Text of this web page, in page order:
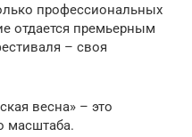
профессиональных
отдается премьерным
– своя
весна» – это
масштаба.